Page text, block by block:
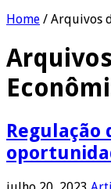
Home / Arquivos
Regulação